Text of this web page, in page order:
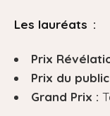
Les lauréats :
Prix
Prix du
Grand Prix :